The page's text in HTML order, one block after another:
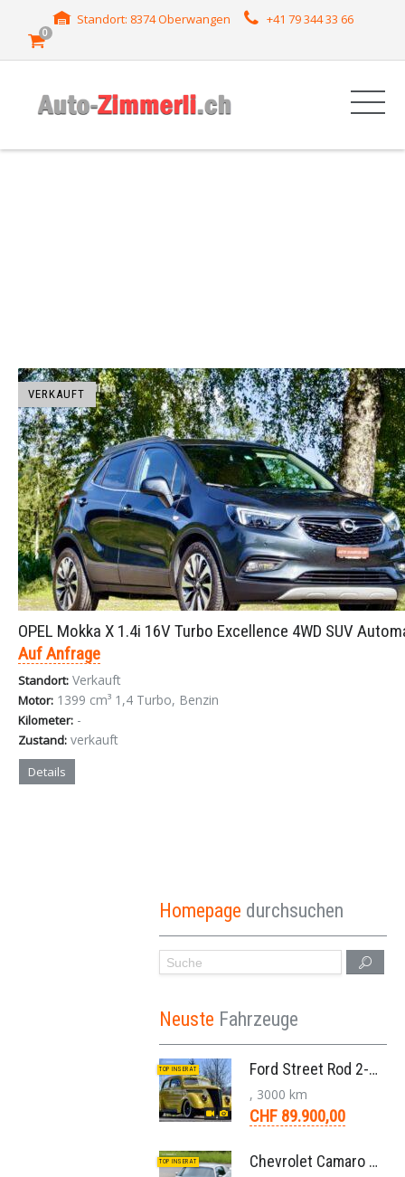
Standort: 8374 Oberwangen +41 79 344 33 66
0
VERKAUFT
OPEL Mokka X 1.4i 16V Turbo Excellence 4WD SUV
Auf Anfrage
Standort: Verkauft
Motor: 1399 cm³ 1,4 Turbo, Benzin
Kilometer: -
Zustand: verkauft
Details
Homepage durchsuchen
Neuste Fahrzeuge
TOP INSERAT Ford Street Rod 2-Door V8 Aut. 1937
, 3000 km
CHF 89.900,00
TOP INSERAT Chevrolet Camaro SS 396 LS3 Coupe Aut. 1971